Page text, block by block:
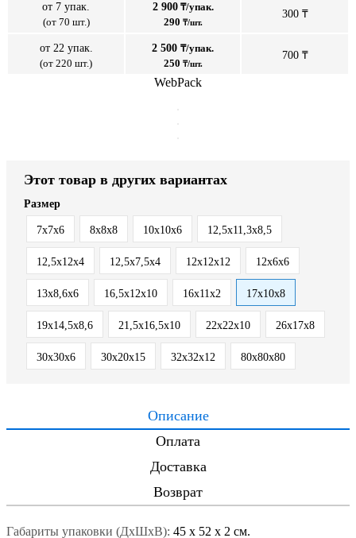
от 7 упак.
(от 70 шт.)
2 900₸/упак.
290 ₸/шт.
300 ₸
от 22 упак.
(от 220 шт.)
2 500 ₸/упак.
250 ₸/шт.
700 ₸
WebPack
Этот товар в других вариантах
Размер
7х7х6 8х8х8 10х10х6 12,5x11,3x8,5
12,5x12x4 12,5x7,5x4 12х12х12 12х6х6
13x8,6x6 16,5x12x10 16x11x2 17х10х8
19х14,5х8,6 21,5x16,5x10 22x22x10 26х17х8
30x30x6 30х20х15 32х32х12 80х80х80
Описание
Оплата
Доставка
Возврат
Габариты упаковки (ДxШxВ): 45 x 52 x 2 см.